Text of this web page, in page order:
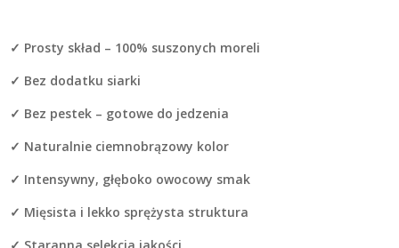
✓ Prosty skład – 100% suszonych moreli
✓ Bez dodatku siarki
✓ Bez pestek – gotowe do jedzenia
✓ Naturalnie ciemnobrązowy kolor
✓ Intensywny, głęboko owocowy smak
✓ Mięsista i lekko sprężysta struktura